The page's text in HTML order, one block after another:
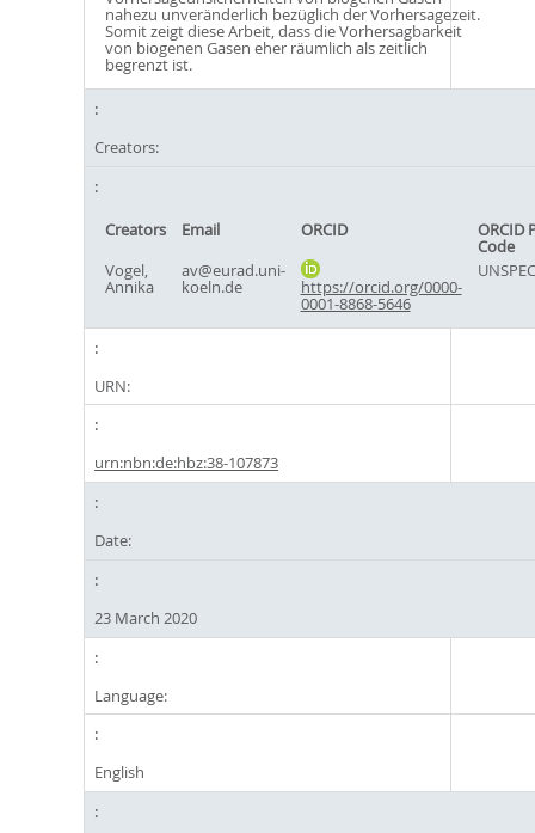
nahezu unveränderlich bezüglich der Vorhersagezeit.
Somit zeigt diese Arbeit, dass die Vorhersagbarkeit
von biogenen Gasen eher räumlich als zeitlich
begrenzt ist.
Creators:
Creators Email ORCID ORCID
Code
Vogel,
Annika
av@eurad.uni-
koeln.de https://orcid.org/0000-
0001-8868-5646
URN:
urn:nbn:de:hbz:38-107873
Date:
23 March 2020
Language:
English